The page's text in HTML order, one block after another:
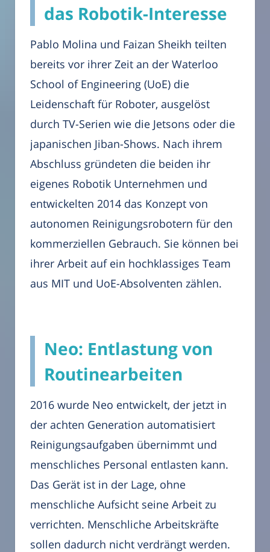
das Robotik-Interesse
Pablo Molina und Faizan Sheikh teilten
bereits vor ihrer Zeit an der Waterloo
School of Engineering (UoE) die
Leidenschaft für Roboter, ausgelöst
durch TV-Serien wie die Jetsons oder die
japanischen Jiban-Shows. Nach ihrem
Abschluss gründeten die beiden ihr
eigenes Robotik Unternehmen und
entwickelten 2014 das Konzept von
autonomen Reinigungsrobotern für den
kommerziellen Gebrauch. Sie können bei
ihrer Arbeit auf ein hochklassiges Team
aus MIT und UoE-Absolventen zählen.
Neo: Entlastung von
Routinearbeiten
2016 wurde Neo entwickelt, der jetzt in
der achten Generation automatisiert
Reinigungsaufgaben übernimmt und
menschliches Personal entlasten kann.
Das Gerät ist in der Lage, ohne
menschliche Aufsicht seine Arbeit zu
verrichten. Menschliche Arbeitskräfte
sollen dadurch nicht verdrängt werden.